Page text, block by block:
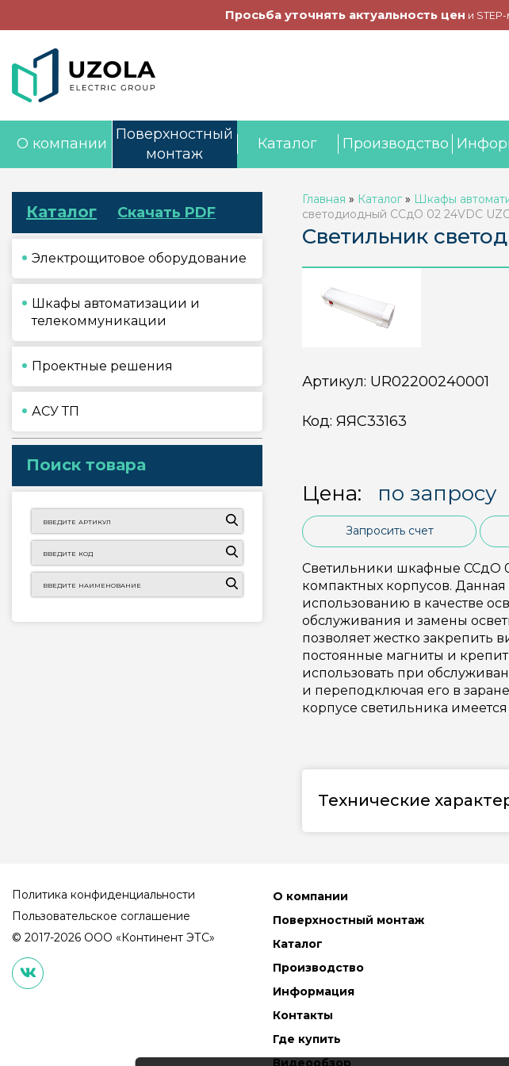
Просьба уточнять актуальность цен и
О компании
Поверхностный
монтаж
Каталог Производство
Каталог Скачать PDF
Электрощитовое оборудование
Шкафы автоматизации и
телекоммуникации
Проектные решения
АСУ ТП
Поиск товара
Главная » Каталог » Шкафы
светодиодный ССдО 02 24VDC
Светильник
Артикул: UR02200240001
Код: ЯЯС33163
Цена: по запросу
Запросить счет
Светильники шкафные ССдО
компактных корпусов.
использованию в качестве
обслуживания и замены
позволяет жестко закрепить
постоянные магниты и
использовать при
и переподключая его в
корпусе светильника
Технические
Политика конфиденциальности
Пользовательское соглашение
© 2017-2026 ООО «Континент ЭТС»
О компании
Поверхностный монтаж
Каталог
Производство
Информация
Контакты
Где купить
Видеообзор